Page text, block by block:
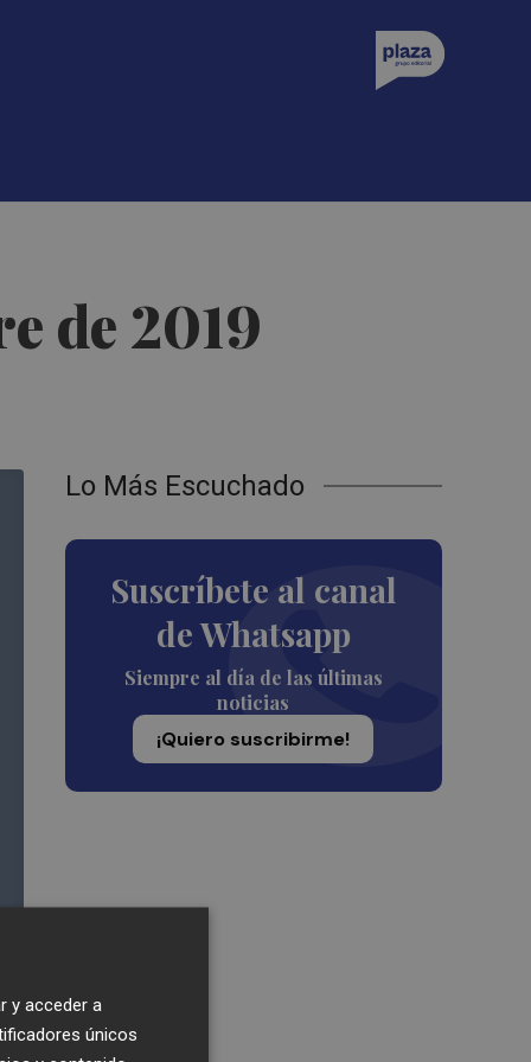
de 2019
Lo Más Escuchado
Suscríbete al canal
de Whatsapp
Siempre al día de las últimas
noticias
¡Quiero suscribirme!
y acceder a
únicos